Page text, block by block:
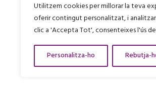
Utilitzem cookies per millorar la teva
oferir contingut personalitzat, i
clic a 'Accepta Tot', consenteixes l'ús
Personalitza-ho Rebutja-